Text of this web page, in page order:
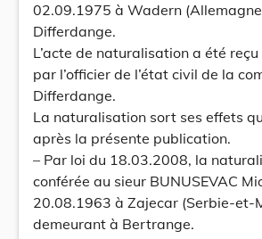
02.09.1975 à Wadern
Differdange.
L’acte de naturalisation a été
par l’officier de l’état civil de la
Differdange.
La naturalisation sort ses effets
après la présente publication.
– Par loi du 18.03.2008, la
conférée au sieur BUNUSEVAC
20.08.1963 à Zajecar (Serbie-et-
demeurant à Bertrange.